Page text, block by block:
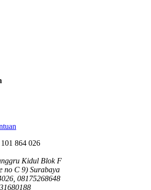
864 026
Kidul Blok F
no C 9) Surabaya
08175268648